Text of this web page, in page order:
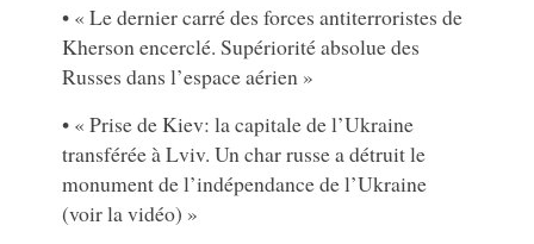
• « Le dernier carré des forces antiterroristes de
Kherson encerclé. Supériorité absolue des
Russes dans l’espace aérien »
• « Prise de Kiev: la capitale de l’Ukraine
transférée à Lviv. Un char russe a détruit le
monument de l’indépendance de l’Ukraine
(voir la vidéo) »